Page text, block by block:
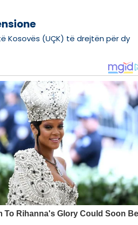
Kosovës (UÇK) të drejtën për dy